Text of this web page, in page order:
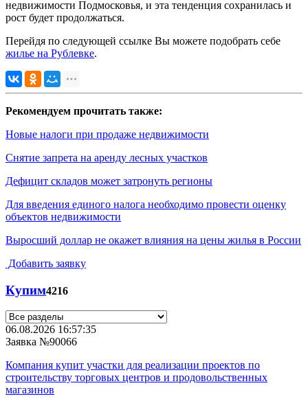
недвижимости Подмосковья, и эта тенденция сохранилась и
рост будет продолжаться.
Перейдя по следующей ссылке Вы можете подобрать себе
жилье на Рублевке.
Рекомендуем прочитать также:
Новые налоги при продаже недвижимости
Снятие запрета на аренду лесных участков
Дефицит складов может затронуть регионы
Для введения единого налога необходимо провести оценку
объектов недвижимости
Выросший доллар не окажет влияния на цены жилья в России
Добавить заявку
Купим4216
06.08.2026 16:57:35
Заявка №90066
Компания купит участки для реализации проектов по
строительству торговых центров и продовольственных
магазинов